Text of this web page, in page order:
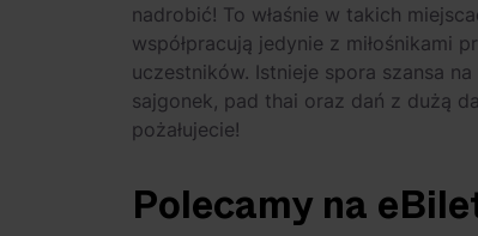
nadrobić! To właśnie w takich
współpracują jedynie z miłośnikami
uczestników. Istnieje spora szansa
sajgonek, pad thai oraz dań z dużą
pożałujecie!
Polecamy na